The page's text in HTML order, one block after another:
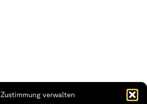
Zustimmung verwalten